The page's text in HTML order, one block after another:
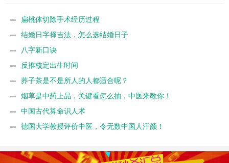
扁桃体切除手术经历过程
结婚日字择吉法，怎么选结婚日子
八字新口诀
反推核定出生时间
荞子茶是不是所人的人都适合呢？
烟草是中药上品，关键看怎么抽，中医来教你！
中国古代算命识人术
德国大学教授评价中医，令无数中国人汗颜！